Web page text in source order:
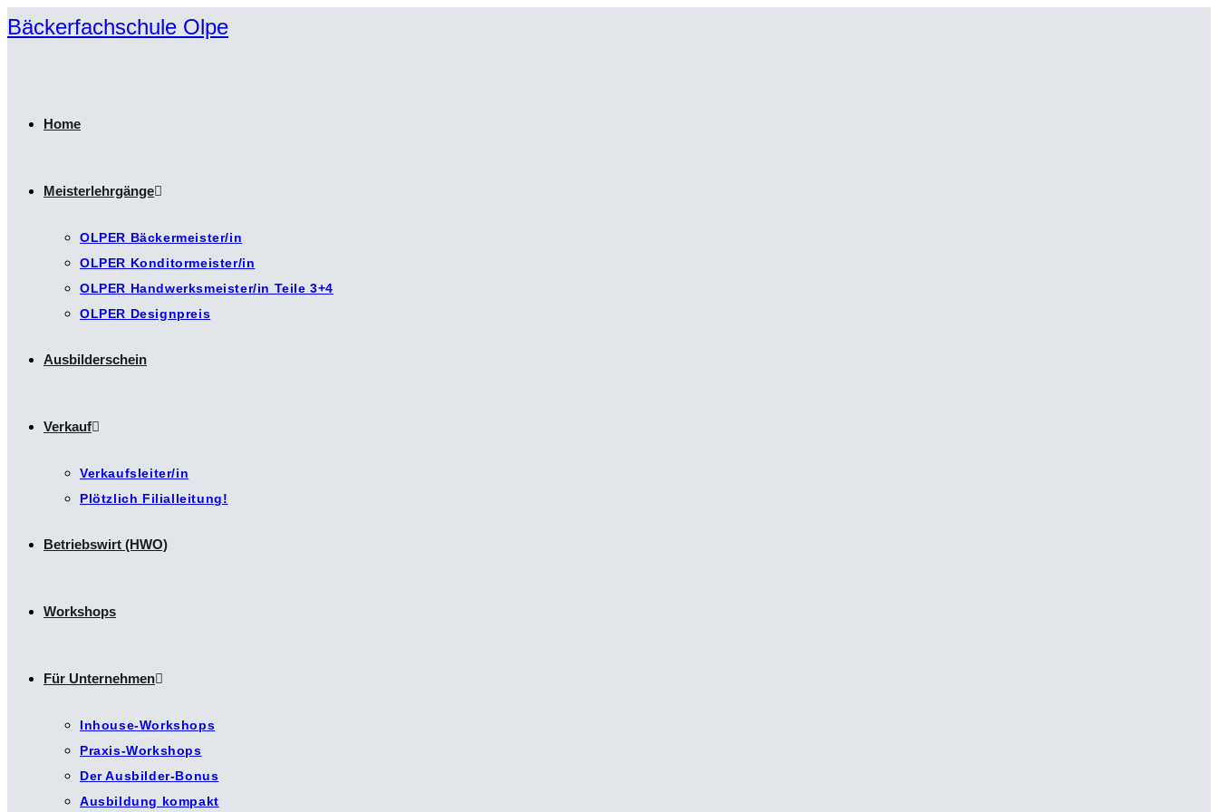
Zum
Bäckerfachschule Olpe
Home
Meisterlehrgänge
OLPER Bäckermeister/in
OLPER Konditormeister/in
OLPER Handwerksmeister/in Teile 3+4
OLPER Designpreis
Ausbilderschein
Verkauf
Verkaufsleiter/in
Plötzlich Filialleitung!
Betriebswirt (HWO)
Workshops
Für Unternehmen
Inhouse-Workshops
Praxis-Workshops
Der Ausbilder-Bonus
Ausbildung kompakt